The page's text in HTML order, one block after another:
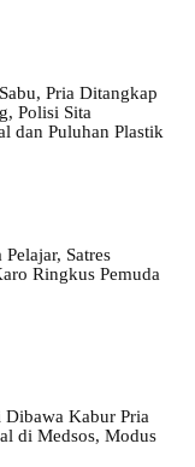
Pria Ditangkap
Polisi Sita
dan Puluhan Plastik
Satres
Ringkus Pemuda
Kabur Pria
di Medsos, Modus